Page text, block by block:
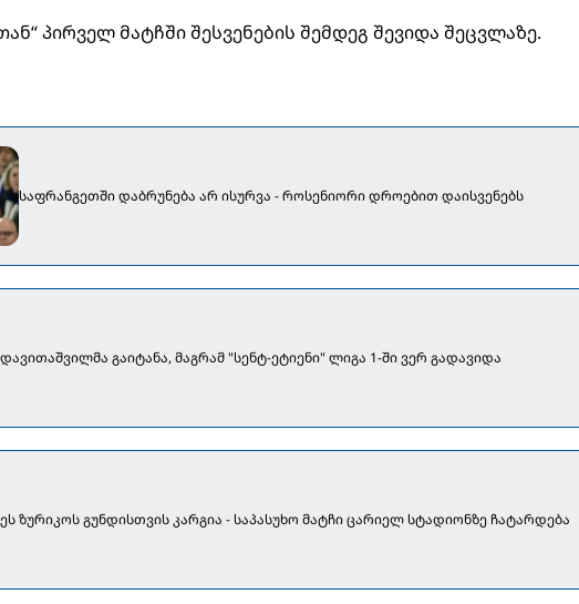
პირველ მატჩში შესვენების შემდეგ შევიდა შეცვლაზე.
საფრანგეთში დაბრუნება არ ისურვა - როსენიორი დროებით დაისვენებს
დავითაშვილმა გაიტანა, მაგრამ "სენტ-ეტიენი" ლიგა 1-ში ვერ გადავიდა
ეს ზურიკოს გუნდისთვის კარგია - საპასუხო მატჩი ცარიელ სტადიონზე ჩატარდება